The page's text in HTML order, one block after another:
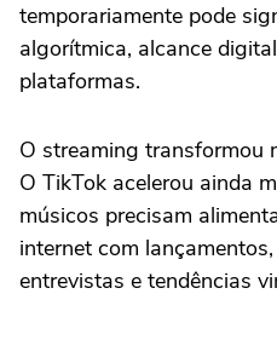
temporariamente pode
algorítmica, alcance
plataformas.
O streaming transformou
O TikTok acelerou ainda
músicos precisam
internet com
entrevistas e tendências